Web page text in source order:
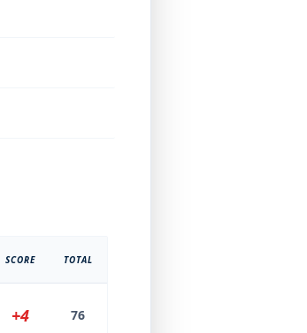
SCORE TOTAL
+4 76